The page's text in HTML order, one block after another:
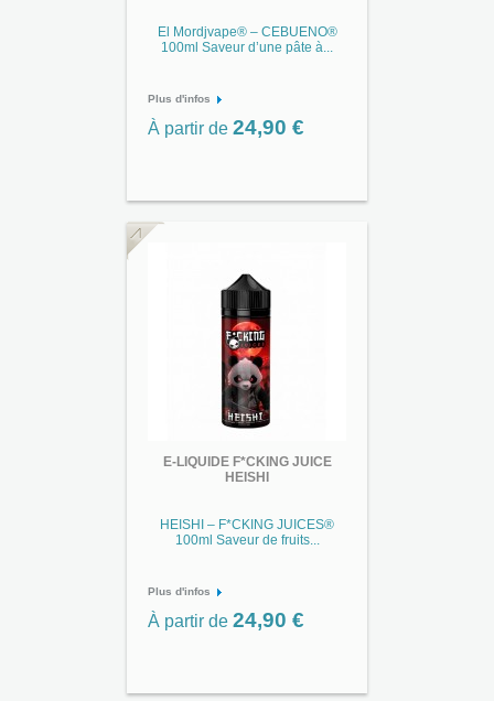
El Mordjvape® – CEBUENO®
100ml Saveur d’une pâte à...
Plus d'infos
À partir de 24,90 €
E-LIQUIDE F*CKING JUICE
HEISHI
HEISHI – F*CKING JUICES®
100ml Saveur de fruits...
Plus d'infos
À partir de 24,90 €